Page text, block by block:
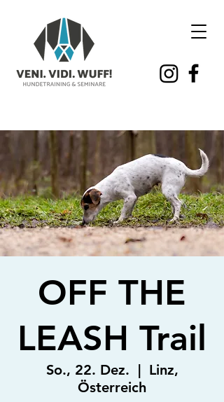
OFF THE
LEASH Trail
So., 22. Dez.
  |
Linz,
Österreich